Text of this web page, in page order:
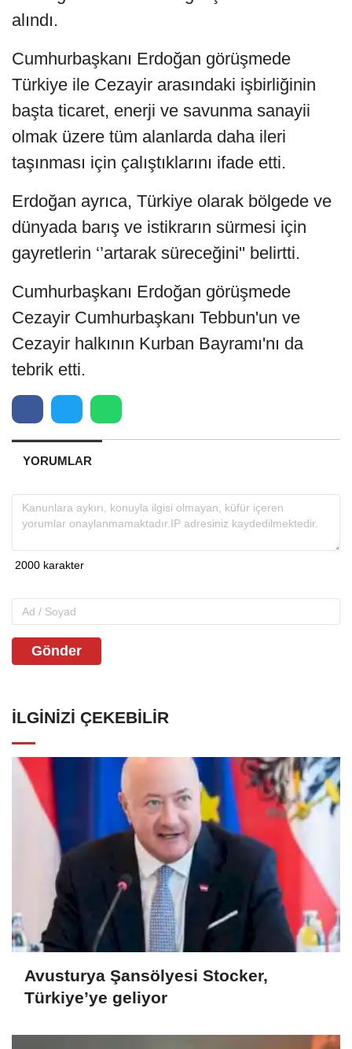
alındı.
Cumhurbaşkanı Erdoğan görüşmede
Türkiye ile Cezayir arasındaki işbirliğinin
başta ticaret, enerji ve savunma sanayii
olmak üzere tüm alanlarda daha ileri
taşınması için çalıştıklarını ifade etti.
Erdoğan ayrıca, Türkiye olarak bölgede ve
dünyada barış ve istikrarın sürmesi için
gayretlerin ‘’artarak süreceğini'' belirtti.
Cumhurbaşkanı Erdoğan görüşmede
Cezayir Cumhurbaşkanı Tebbun'un ve
Cezayir halkının Kurban Bayramı'nı da
tebrik etti.
YORUMLAR
Gönder
İLGINIZI ÇEKEBILIR
Avusturya Şansölyesi Stocker,
Türkiye’ye geliyor